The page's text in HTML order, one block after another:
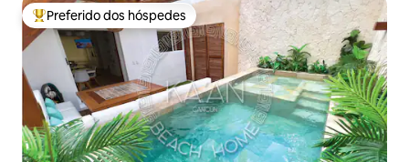
Entre os melhores preferidos dos hóspedes
Preferido dos hóspedes